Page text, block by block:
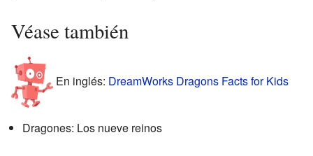
Véase también
En inglés: DreamWorks Dragons Facts for Kids
Dragones: Los nueve reinos